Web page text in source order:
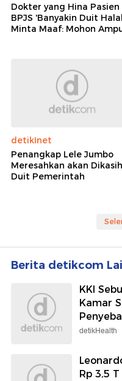
Dokter yang Hina Pasien
BPJS 'Banyakin Duit
Minta Maaf: Mohon
detikInet
Penangkap Lele Jumbo
Meresahkan akan Dikasih
Duit Pemerintah
Berita detikcom
KKI
Kamar
detikHealth
Rp 3,5